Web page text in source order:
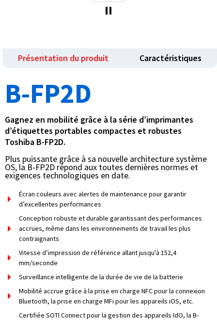
Présentation du produit Caractéristiques
B-FP2D
Gagnez en mobilité grâce à la série d’imprimantes
d’étiquettes portables compactes et robustes
Toshiba B-FP2D.
Plus puissante grâce à sa nouvelle architecture système
OS, la B-FP2D répond aux toutes dernières normes et
exigences technologiques en date.
Écran couleurs avec alertes de maintenance pour garantir
d’excellentes performances
Conception robuste et durable garantissant des performances
accrues, même dans les environnements de travail les plus
contraignants
Vitesse d’impression de référence allant jusqu'à 152,4
mm/seconde
Surveillance intelligente de la durée de vie de la batterie
Mobilité accrue grâce à la prise en charge NFC pour la connexion
Bluetooth, la prise en charge MFi pour les appareils iOS, etc.
Certifiée SOTI Connect pour la gestion des appareils IdO, la B-